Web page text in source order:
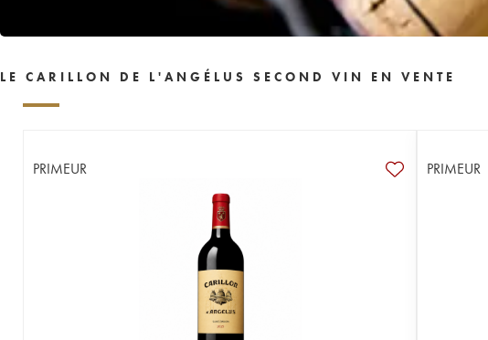
LE CARILLON DE L'ANGÉLUS SECOND VIN EN VENTE
PRIMEUR PRIMEUR